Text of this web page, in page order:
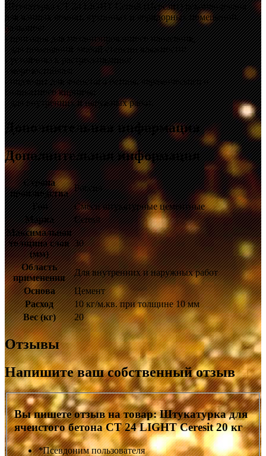
Штукатурка CT 24 LIGHT Ceresit (Церезит) рекомендована
для ванных комнат, кухонных и коридорных помещений,
балконов:
- пригодна для механизированного нанесения;
- для помещений любой степени влажности;
- устойчива к растрескиванию;
- морозостойкая;
- подходит для ячеистого бетона, керамического и
силикатного кирпича;
- для внутренних и наружных работ.
Дополнительная информация
Дополнительная информация
Страна
производства
Россия
Тип
Смеси штукатурные цементные
Марка
Ceresit
Максимальная
толщина слоя
(мм)
30
Область
применения
Для внутренних и наружных работ
Основа
Цемент
Расход
10 кг/м.кв. при толщине 10 мм
Вес (кг)
20
Отзывы
Напишите ваш собственный отзыв
Вы пишете отзыв на товар:Штукатурка для
ячеистого бетона CT 24 LIGHT Ceresit 20 кг
*Псевдоним пользователя